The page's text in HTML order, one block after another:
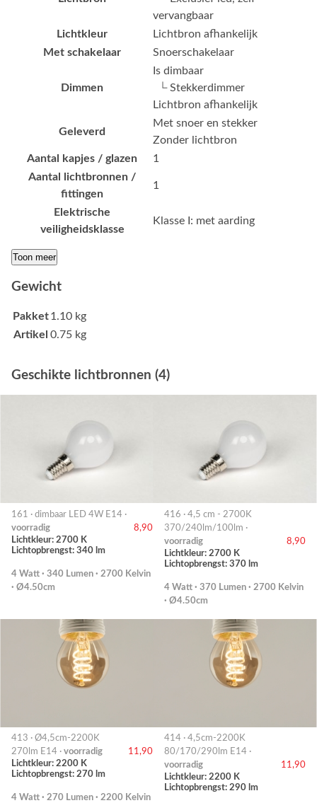
vervangbaar
Lichtkleur
Lichtbron afhankelijk
Met schakelaar
Snoerschakelaar
Dimmen
Is dimbaar
└ Stekkerdimmer
Lichtbron afhankelijk
Geleverd
Met snoer en stekker
Zonder lichtbron
Aantal kapjes / glazen
1
Aantal lichtbronnen /
fittingen
1
Elektrische
veiligheidsklasse
Klasse I: met aarding
Toon meer
Gewicht
Pakket1.10 kg
Artikel 0.75 kg
Geschikte lichtbronnen (4)
161 · dimbaar LED 4W E14 ·
voorradig
8,90
Lichtkleur: 2700 K
Lichtopbrengst: 340 lm
4 Watt · 340 Lumen · 2700 Kelvin
· Ø4.50cm
416 · 4,5 cm - 2700K
370/240lm/100lm ·
voorradig
8,90
Lichtkleur: 2700 K
Lichtopbrengst: 370 lm
4 Watt · 370 Lumen · 2700 Kelvin
· Ø4.50cm
413 · Ø4,5cm-2200K
270lm E14 · voorradig
11,90
Lichtkleur: 2200 K
Lichtopbrengst: 270 lm
4 Watt · 270 Lumen · 2200 Kelvin
414 · 4,5cm-2200K
80/170/290lm E14 ·
voorradig
11,90
Lichtkleur: 2200 K
Lichtopbrengst: 290 lm